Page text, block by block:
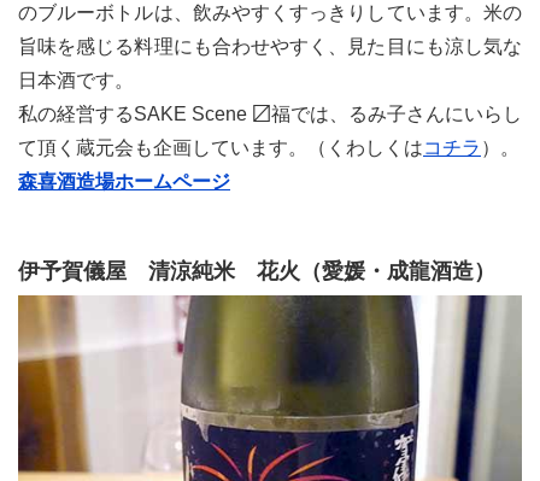
ノミスタイル] 公式twitterペ
エノミスタイル] 公式facebookペ
style[イエノミスタイル] 公式
のブルーボトルは、飲みやすくすっきりしています。米の
旨味を感じる料理にも合わせやすく、見た目にも涼し気な
日本酒です。
私の経営するSAKE Scene 〼福では、るみ子さんにいらし
て頂く蔵元会も企画しています。（くわしくはコチラ ）。
森喜酒造場ホームページ
伊予賀儀屋 清涼純米 花火（愛媛・成龍酒造）